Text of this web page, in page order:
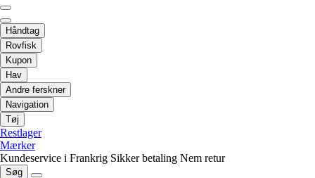
Håndtag
Rovfisk
Kupon
Hav
Andre ferskner
Navigation
Tøj
Restlager
Mærker
Kundeservice i Frankrig Sikker betaling Nem retur
Søg